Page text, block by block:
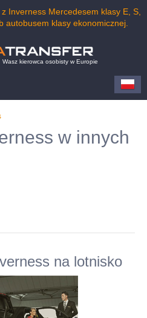
Inverness Mercedesem klasy E, S,
autobusem klasy ekonomicznej.
Wasz kierowca osobisty w Europie
w innych
na lotnisko